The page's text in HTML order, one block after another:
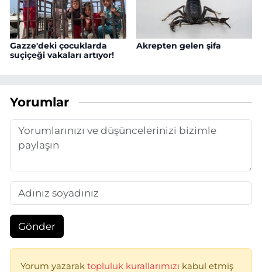
Gazze'deki çocuklarda
suçiçeği vakaları artıyor!
Akrepten gelen şifa
Yorumlar
Gönder
Yorum yazarak topluluk kurallarımızı kabul etmiş